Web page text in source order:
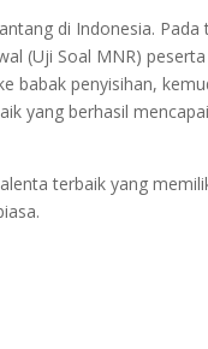
di Indonesia. Pada
(Uji Soal MNR) peserta
babak penyisihan,
yang berhasil
terbaik yang